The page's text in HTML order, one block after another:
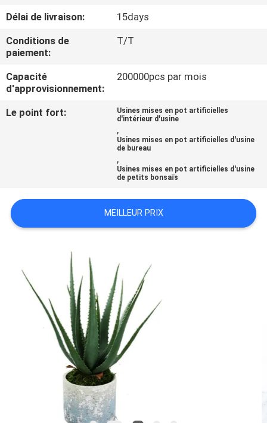
CONTRÔLE
QUALITÉ
CONTACTEZ-
NOUS
AFFAIRES
DEMANDEZ
DEVIS
PLAN
POLITIQUE
Délai de livraison:
15days
Conditions de
paiement:
T/T
Capacité
d'approvisionnement:
200000pcs par mois
Le point fort:
Usines mises en pot artificielles
d'intérieur d'usine
,
Usines mises en pot artificielles d'usine
de bureau
,
Usines mises en pot artificielles d'usine
de petits bonsaïs
MEILLEUR PRIX